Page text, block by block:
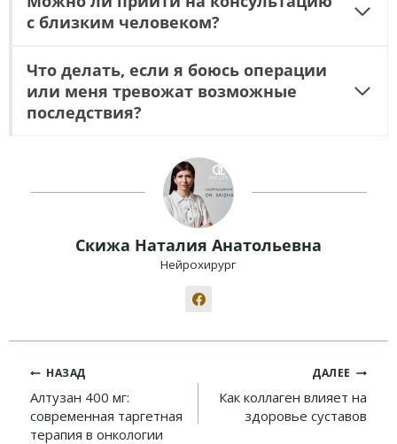
с близким человеком?
Что делать, если я боюсь операции
или меня тревожат возможные
последствия?
Скижа Наталия Анатольевна
Нейрохирург
Навигация
по
записям
НАЗАД
Алтузан 400 мг:
современная таргетная
терапия в онкологии
ДАЛЕЕ
Как коллаген влияет на
здоровье суставов